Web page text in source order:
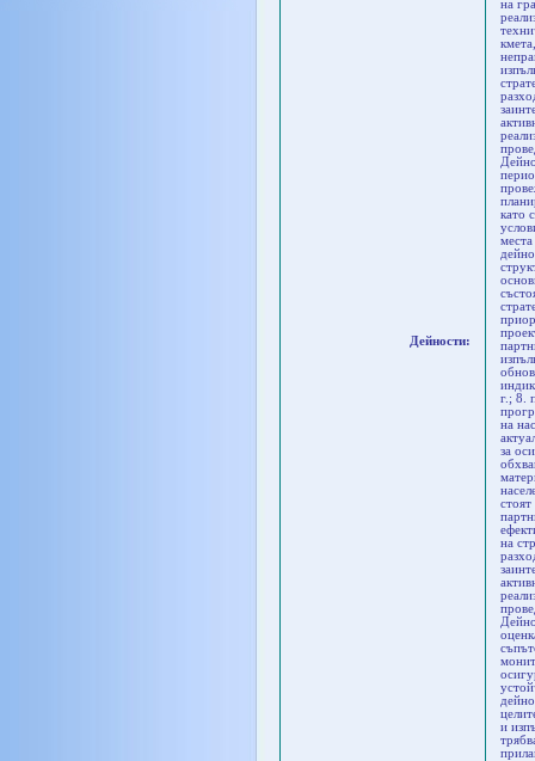
Дейности:
на
като
г.; 8.
на
за
на
и